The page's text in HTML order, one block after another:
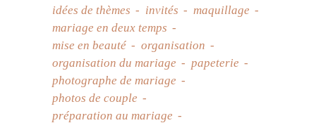
idées de thèmes
invités
maquillage
mariage en deux temps
mise en beauté
organisation
organisation du mariage
papeterie
photographe de mariage
photos de couple
préparation au mariage